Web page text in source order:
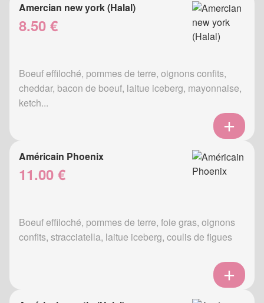
Amercian new york (Halal)
8.50 €
Boeuf effiloché, pommes de terre, oignons confits,
cheddar, bacon de boeuf, laitue iceberg, mayonnaise,
ketch...
Américain Phoenix
11.00 €
Boeuf effiloché, pommes de terre, foie gras, oignons
confits, stracciatella, laitue iceberg, coulis de figues